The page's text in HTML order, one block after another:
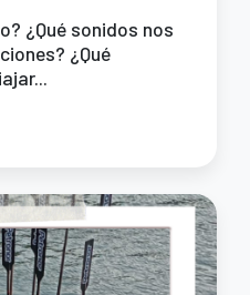
¿Qué sonidos nos
¿Qué